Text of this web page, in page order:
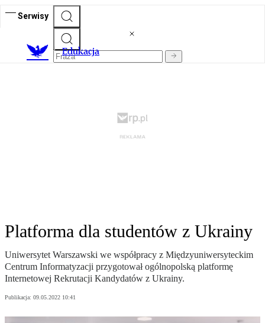
Serwisy
Edukacja
Platforma dla studentów z Ukrainy
Uniwersytet Warszawski we współpracy z Międzyuniwersyteckim
Centrum Informatyzacji przygotował ogólnopolską platformę
Internetowej Rekrutacji Kandydatów z Ukrainy.
Publikacja: 09.05.2022 10:41